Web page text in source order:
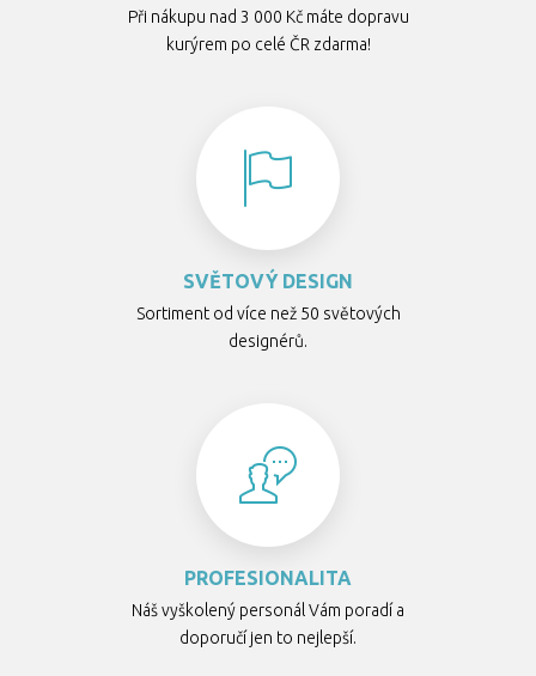
Při nákupu nad 3 000 Kč máte dopravu
kurýrem po celé ČR zdarma!
SVĚTOVÝ DESIGN
Sortiment od více než 50 světových
designérů.
PROFESIONALITA
Náš vyškolený personál Vám poradí a
doporučí jen to nejlepší.